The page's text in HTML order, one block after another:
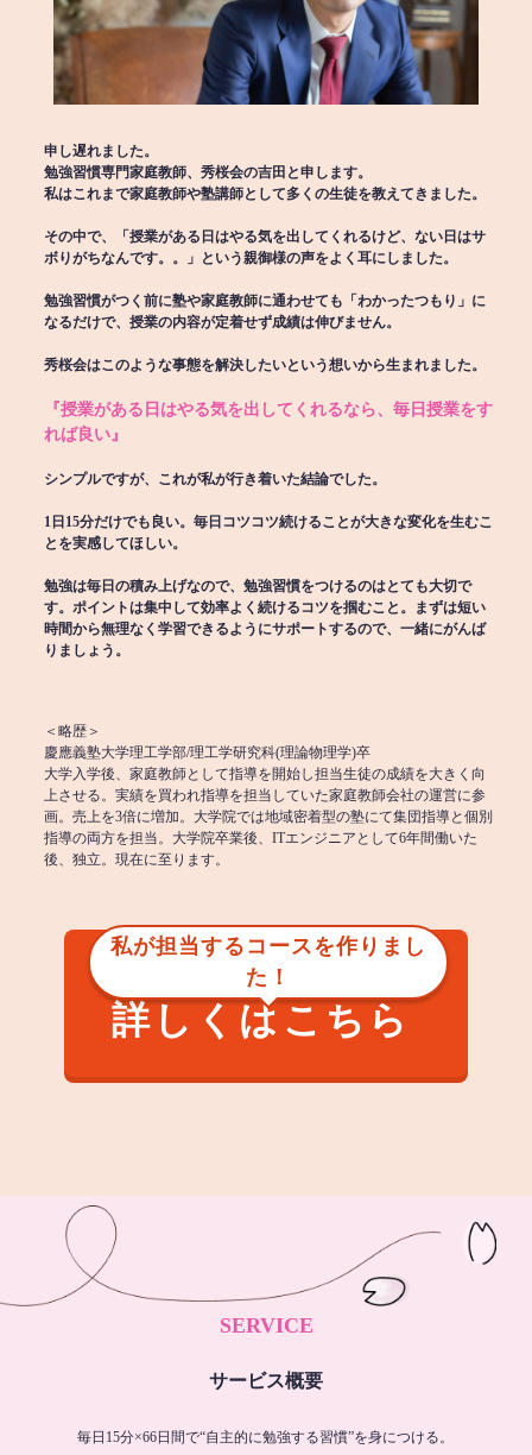
申し遅れました。
勉強習慣専門家庭教師、秀桜会の吉田と申します。
私はこれまで家庭教師や塾講師として多くの生徒を教えてきました。
その中で、「授業がある日はやる気を出してくれるけど、ない日はサ
ボりがちなんです。。」という親御様の声をよく耳にしました。
勉強習慣がつく前に塾や家庭教師に通わせても「わかったつもり」に
なるだけで、授業の内容が定着せず成績は伸びません。
秀桜会はこのような事態を解決したいという想いから生まれました。
『授業がある日はやる気を出してくれるなら、毎日授業をす
れば良い』
シンプルですが、これが私が行き着いた結論でした。
1日15分だけでも良い。毎日コツコツ続けることが大きな変化を生むこ
とを実感してほしい。
勉強は毎日の積み上げなので、勉強習慣をつけるのはとても大切で
す。ポイントは集中して効率よく続けるコツを掴むこと。まずは短い
時間から無理なく学習できるようにサポートするので、一緒にがんば
りましょう。
＜略歴＞
慶應義塾大学理工学部/理工学研究科(理論物理学)卒
大学入学後、家庭教師として指導を開始し担当生徒の成績を大きく向
上させる。実績を買われ指導を担当していた家庭教師会社の運営に参
画。売上を3倍に増加。大学院では地域密着型の塾にて集団指導と個別
指導の両方を担当。大学院卒業後、ITエンジニアとして6年間働いた
後、独立。現在に至ります。
私が担当するコースを作りまし
た！
詳しくはこちら
SERVICE
サービス概要
毎日15分×66日間で“自主的に勉強する習慣”を身につける。